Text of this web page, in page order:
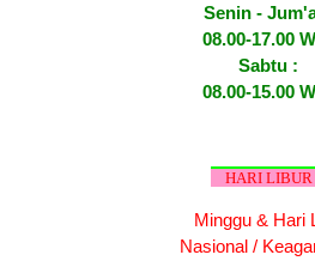
Senin -
08.00-17.00
Sabtu :
08.00-15.00
HARI
Minggu & Hari
Nasional /